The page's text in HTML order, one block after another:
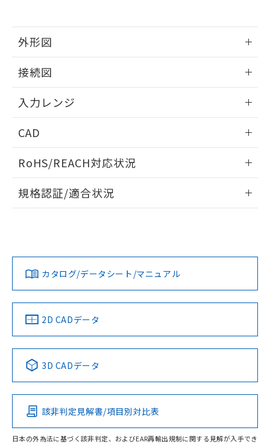
外形図
接続図
入力レンジ
CAD
ドすることができます。
ログイン/会員登録
ダウンロードデータをご利用いただく前に、以下を必ずお読
みください。
ソフトウェアの使用条件
RoHS/REACH対応状況
EU RoHS 注意事項・凡例
対応済み
中国 RoHS 注意事項・凡例
Pb Hg Cd Cr(VI)
O
規格認証/適合状況
LR型式承認
（イギリス
船舶規格）
DNV型式承認
（ノルウェー
BV型式承認
（フランス
KR型式
（韓国
No No No No
この製品の規格認証/適合状況ページへ
その他の認証はこちらのページからご検索ください
カタログ/データシート/マニュアル
2D CADデータ
3D CADデータ
該非判定見解書/項目別対比表
日本の外為法に基づく該非判定、およびEAR再輸出規制に関する見解が入手でき